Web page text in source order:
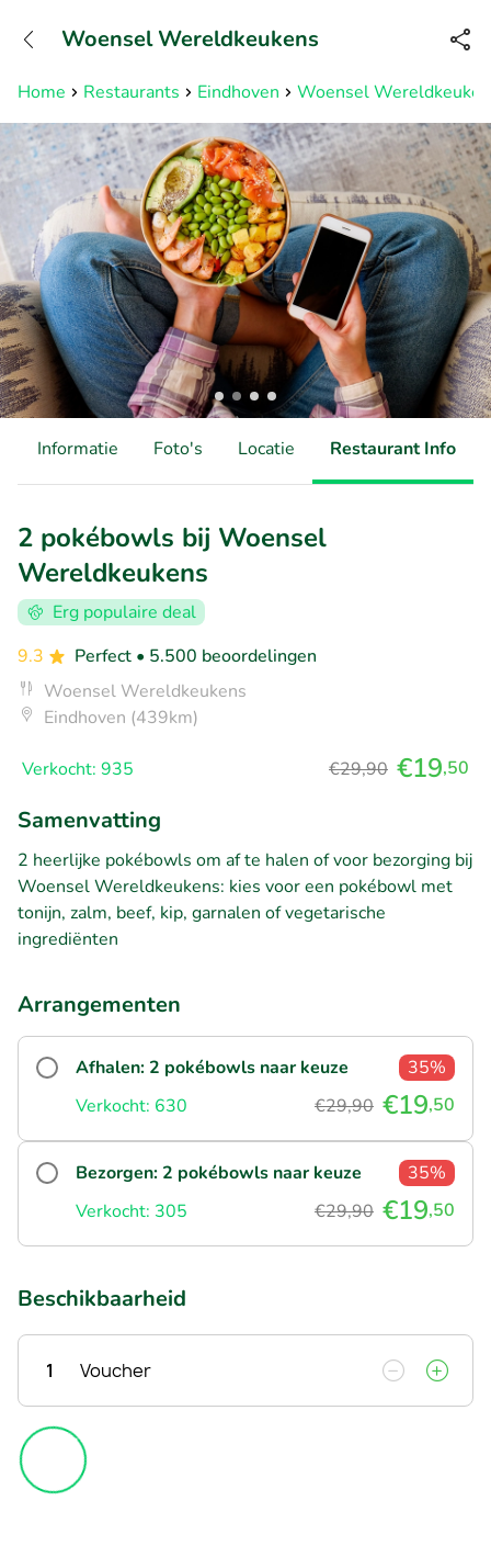
Bereikbaar tot 23:00 uur
Home Restaurants Eindhoven Woensel
Woensel Wereldkeukens
Informatie Foto's Locatie Restaurant Info
2 pokébowls bij Woensel
Wereldkeukens
Erg populaire deal
9.3
Perfect • 5.500 beoordelingen
Woensel Wereldkeukens
Eindhoven (439km)
Verkocht: 935 €29,90 €19,50
Samenvatting
2 heerlijke pokébowls om af te halen of voor bezorging bij
Woensel Wereldkeukens: kies voor een pokébowl met
tonijn, zalm, beef, kip, garnalen of vegetarische
ingrediënten
Arrangementen
Afhalen: 2 pokébowls naar keuze
35%
Verkocht: 630
€29,90 €19,50
Bezorgen: 2 pokébowls naar keuze
35%
Verkocht: 305
€29,90 €19,50
Beschikbaarheid
1 Voucher